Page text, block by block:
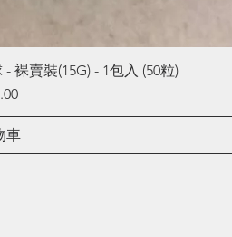
裸賣裝(15G) - 1包入 (50粒)
車